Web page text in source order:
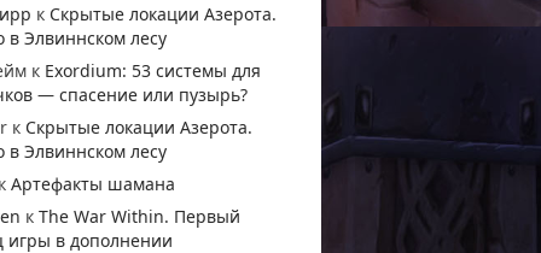
к Скрытые локации Азерота.
в Элвиннском лесу
к Exordium: 53 системы для
— спасение или пузырь?
к Скрытые локации Азерота.
в Элвиннском лесу
Артефакты шамана
кThe War Within. Первый
игры в дополнении